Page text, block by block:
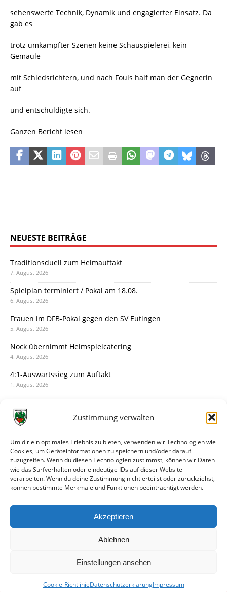
Zustimmung verwalten
Um dir ein optimales Erlebnis zu bieten, verwenden wir Technologien wie
Cookies, um Geräteinformationen zu speichern und/oder darauf
zuzugreifen. Wenn du diesen Technologien zustimmst, können wir Daten
wie das Surfverhalten oder eindeutige IDs auf dieser Website
verarbeiten. Wenn du deine Zustimmung nicht erteilst oder zurückziehst,
können bestimmte Merkmale und Funktionen beeinträchtigt werden.
Akzeptieren
Ablehnen
Einstellungen ansehen
Cookie-RichtlinieDatenschutzerklärungImpressum
sehenswerte Technik, Dynamik und engagierter Einsatz. Da
gab es
trotz umkämpfter Szenen keine Schauspielerei, kein
Gemaule
mit Schiedsrichtern, und nach Fouls half man der Gegnerin
auf
und entschuldigte sich.
Ganzen Bericht lesen
NEUESTE BEITRÄGE
Traditionsduell zum Heimauftakt
7. August 2026
Spielplan terminiert / Pokal am 18.08.
6. August 2026
Frauen im DFB-Pokal gegen den SV Eutingen
5. August 2026
Nock übernimmt Heimspielcatering
4. August 2026
4:1-Auswärtssieg zum Auftakt
1. August 2026
31. Juli 2026
30. Juli 2026
Deine Spielminute: 89+1
28. Juli 2026
Neuer Rückensponsor
Neue Podcast-Folge: So tickt Björn!
27. Juli 2026
© VfR Wormatia Worms